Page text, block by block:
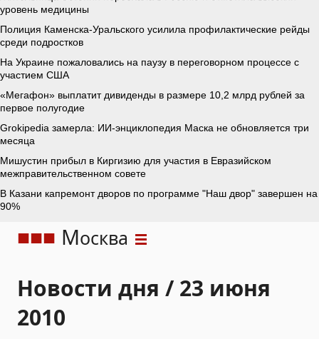
Москва
Новости дня / 23 июня
2010